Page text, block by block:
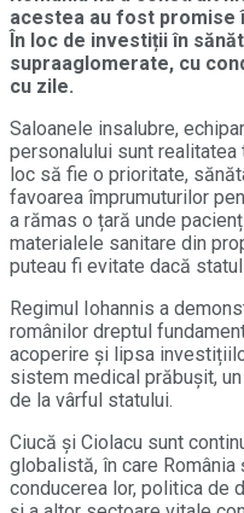
acestea au fost promise
În loc de investiții în
supraaglomerate, cu
cu zile.
Saloanele insalubre,
personalului sunt
loc să fie o prioritate,
favoarea împrumuturilor
a rămas o țară unde
materialele sanitare din
puteau fi evitate dacă
Regimul Iohannis a
românilor dreptul
acoperire și lipsa
sistem medical prăbușit,
de la vârful statului.
Ciucă și Ciolacu sunt
globalistă, în care
conducerea lor, politica de